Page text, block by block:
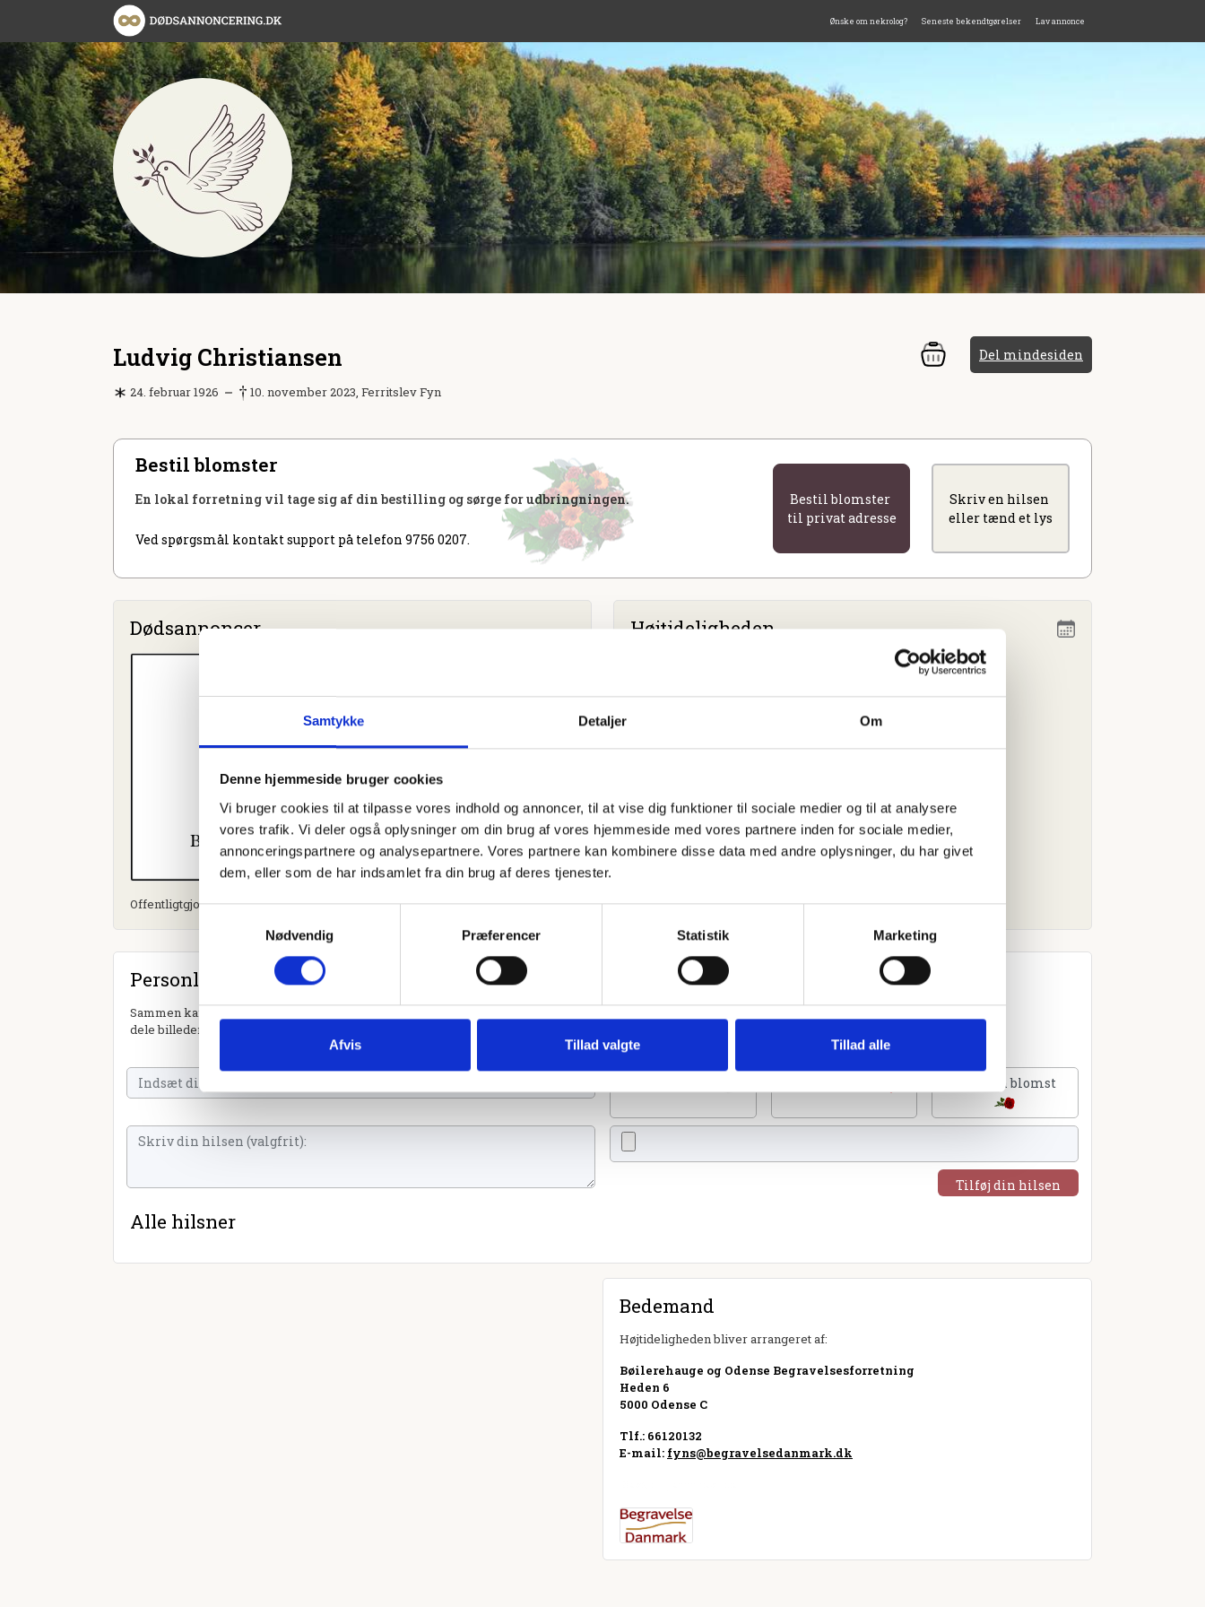
Samtykke Detaljer Om
Denne hjemmeside bruger cookies
Vi bruger cookies til at tilpasse vores indhold og annoncer, til at vise dig funktioner til sociale medier og til at analysere
vores trafik. Vi deler også oplysninger om din brug af vores hjemmeside med vores partnere inden for sociale medier,
annonceringspartnere og analysepartnere. Vores partnere kan kombinere disse data med andre oplysninger, du har givet
dem, eller som de har indsamlet fra din brug af deres tjenester.
Nødvendig
Præferencer Statistik Marketing
Afvis Tillad valgte Tillad alle
Ønske om nekrolog? Seneste bekendtgørelser Lav annonce
Ludvig Christiansen Del mindesiden
24. februar 1926 10. november 2023, Ferritslev Fyn
Bestil blomster
En lokal forretning vil tage sig af din bestilling og sørge for udbringningen.
Ved spørgsmål kontakt support på telefon 9756 0207.
Bestil blomster
til privat adresse
Skriv en hilsen
eller tænd et lys
Dødsannoncer
Offentligtgjort i Fyens Stiftstidende d. 19. november 2023
Højtideligheden
Kirkegårdskapellet
Personlig hilsen
Sammen kan vi mindes Ludvig Christiansen. Du kan tænde et lys, skrive et mindeord,
dele billeder og video eller blot sende et hjerte eller en rose
Tilføj en blomst
Tilføj din hilsen
Alle hilsner
Bedemand
Højtideligheden bliver arrangeret af:
Bøilerehauge og Odense Begravelsesforretning
Heden 6
5000 Odense C
Tlf.: 66120132
E-mail: fyns@begravelsedanmark.dk